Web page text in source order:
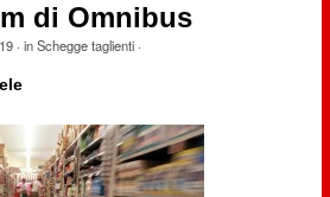
di Omnibus
· inSchegge taglienti·